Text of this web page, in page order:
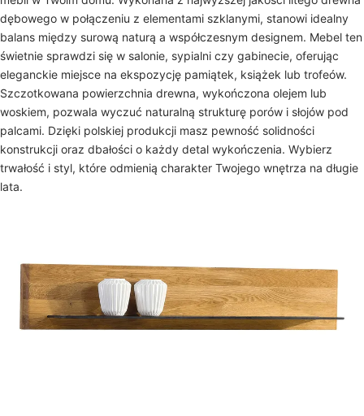
dębowego w połączeniu z elementami szklanymi, stanowi idealny
balans między surową naturą a współczesnym designem. Mebel ten
świetnie sprawdzi się w salonie, sypialni czy gabinecie, oferując
eleganckie miejsce na ekspozycję pamiątek, książek lub trofeów.
Szczotkowana powierzchnia drewna, wykończona olejem lub
woskiem, pozwala wyczuć naturalną strukturę porów i słojów pod
palcami. Dzięki polskiej produkcji masz pewność solidności
konstrukcji oraz dbałości o każdy detal wykończenia. Wybierz
trwałość i styl, które odmienią charakter Twojego wnętrza na długie
lata.